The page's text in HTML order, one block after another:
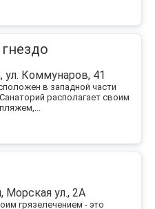
ул. Коммунаров, 41
в западной части
располагает своим
Морская ул., 2А
грязелечением - это